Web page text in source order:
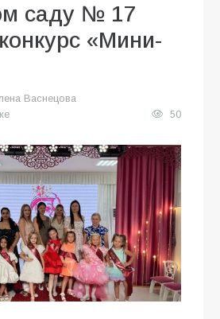
саду № 17
«Мини-
Васнецова
50